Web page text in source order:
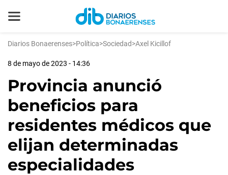
Diarios Bonaerenses>Política>Sociedad>Axel Kicillof
8 de mayo de 2023 - 14:36
Provincia anunció
beneficios para
residentes médicos que
elijan determinadas
especialidades